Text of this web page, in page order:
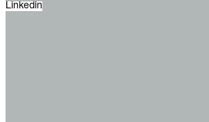
Linkedin